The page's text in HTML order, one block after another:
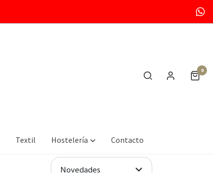
0
Textil Hostelería Contacto
Novedades